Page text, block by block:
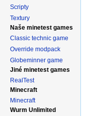
Scripty
Textury
Naše minetest games
Classic technic game
Override modpack
Globeminner game
Jiné minetest games
RealTest
Minecraft
Minecraft
Wurm Unlimited